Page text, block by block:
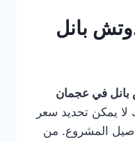
بانل
بانل في عجمان
يمكن تحديد سعر
المشروع. من